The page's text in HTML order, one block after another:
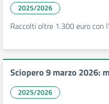
2025/2026
Raccolti oltre 1.300 euro con
Sciopero 9 marzo 2026:
2025/2026